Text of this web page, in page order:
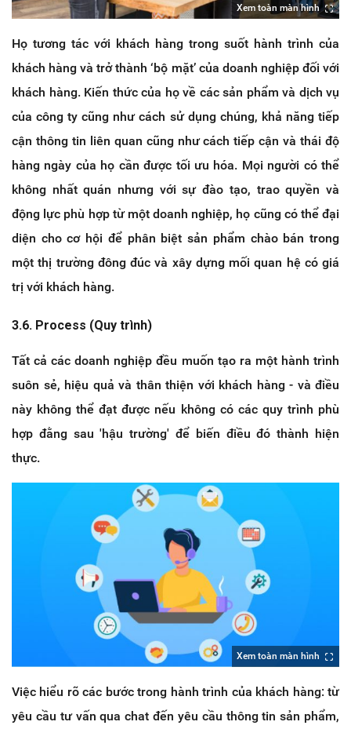
Xem toàn màn hình
Họ tương tác với khách hàng trong suốt hành trình của
khách hàng và trở thành ‘bộ mặt’ của doanh nghiệp đối với
khách hàng. Kiến thức của họ về các sản phẩm và dịch vụ
của công ty cũng như cách sử dụng chúng, khả năng tiếp
cận thông tin liên quan cũng như cách tiếp cận và thái độ
hàng ngày của họ cần được tối ưu hóa. Mọi người có thể
không nhất quán nhưng với sự đào tạo, trao quyền và
động lực phù hợp từ một doanh nghiệp, họ cũng có thể đại
diện cho cơ hội để phân biệt sản phẩm chào bán trong
một thị trường đông đúc và xây dựng mối quan hệ có giá
trị với khách hàng.
3.6. Process (Quy trình)
Tất cả các doanh nghiệp đều muốn tạo ra một hành trình
suôn sẻ, hiệu quả và thân thiện với khách hàng - và điều
này không thể đạt được nếu không có các quy trình phù
hợp đằng sau 'hậu trường' để biến điều đó thành hiện
thực.
Xem toàn màn hình
Việc hiểu rõ các bước trong hành trình của khách hàng: từ
yêu cầu tư vấn qua chat đến yêu cầu thông tin sản phẩm,